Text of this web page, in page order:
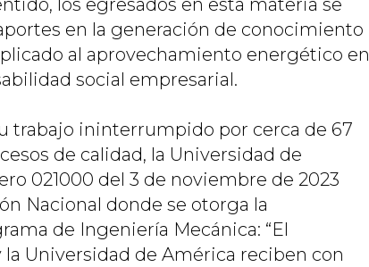
los egresados en esta materia se
en la generación de conocimiento
al aprovechamiento energético en
social empresarial.
trabajo ininterrumpido por cerca de 67
de calidad, la Universidad de
021000 del 3 de noviembre de 2023
Nacional donde se otorga la
de Ingeniería Mecánica: “El
Universidad de América reciben con